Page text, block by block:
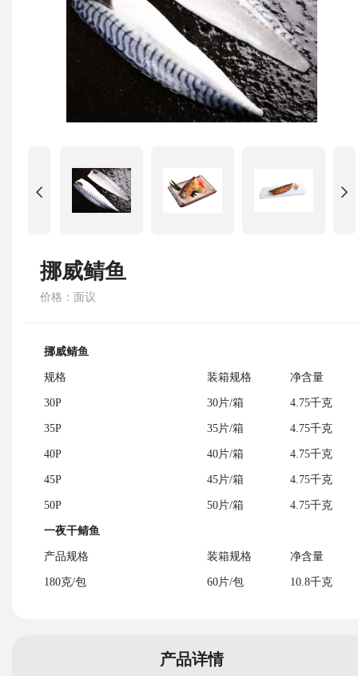
挪威鲭鱼
价格：面议
挪威鲭鱼
规格 装箱规格 净含量
30P 30片/箱 4.75千克
35P 35片/箱 4.75千克
40P 40片/箱 4.75千克
45P 45片/箱 4.75千克
50P 50片/箱 4.75千克
一夜干鲭鱼
产品规格 装箱规格 净含量
180克/包 60片/包 10.8千克
产品详情